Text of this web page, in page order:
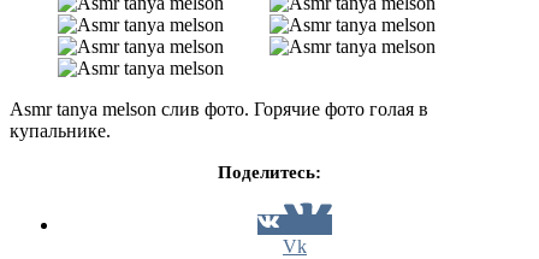
Asmr tanya melson слив фото. Горячие фото голая в
купальнике.
Поделитесь:
Vk